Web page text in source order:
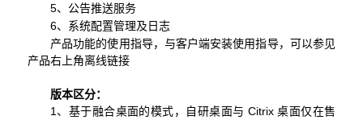
5、公告推送服务
6、系统配置管理及日志
产品功能的使用指导，与客户端安装使用指导，可以参见
产品右上角离线链接
版本区分：
1、基于融合桌面的模式，自研桌面与 Citrix 桌面仅在售